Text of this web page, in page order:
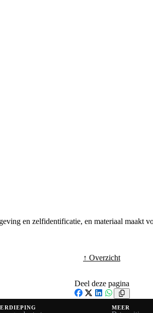
en zelfidentificatie, en materiaal maakt
↑ Overzicht
Deel deze pagina
Facebook
X LinkedIn
WhatsApp
MEER